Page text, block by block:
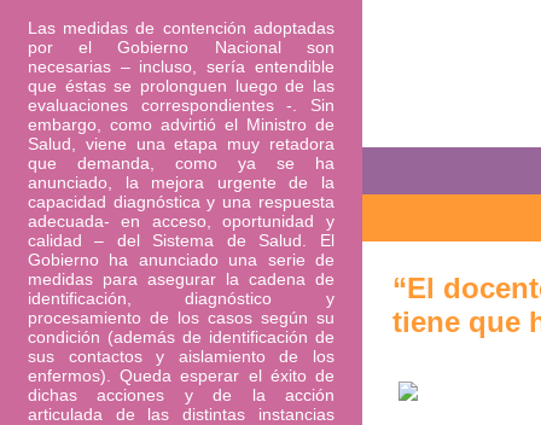
Las medidas de contención adoptadas
por el Gobierno Nacional son
necesarias – incluso, sería entendible
que éstas se prolonguen luego de las
evaluaciones correspondientes -. Sin
embargo, como advirtió el Ministro de
Salud, viene una etapa muy retadora
que demanda, como ya se ha
anunciado, la mejora urgente de la
capacidad diagnóstica y una respuesta
adecuada- en acceso, oportunidad y
calidad – del Sistema de Salud. El
Gobierno ha anunciado una serie de
medidas para asegurar la cadena de
identificación, diagnóstico y
procesamiento de los casos según su
condición (además de identificación de
sus contactos y aislamiento de los
enfermos). Queda esperar el éxito de
dichas acciones y de la acción
articulada de las distintas instancias
“El
tiene que